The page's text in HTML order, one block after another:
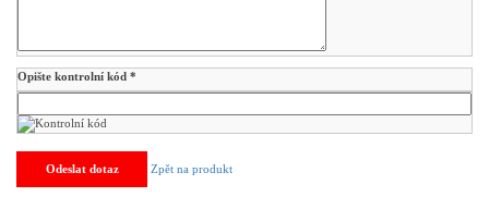
Opište kontrolní kód *
Zpět na produkt